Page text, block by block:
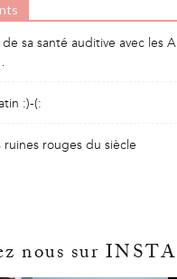
sa santé auditive avec les
:)-(:
ruines rouges du siècle
nous sur